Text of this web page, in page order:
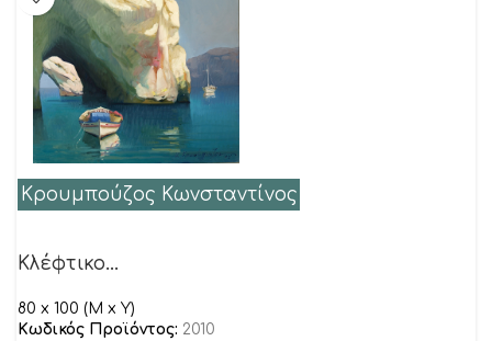
Κρουμπούζος Κωνσταντίνος
Κλέφτικο…
80 x 100 (M x Y)
Κωδικός Προϊόντος: 2010